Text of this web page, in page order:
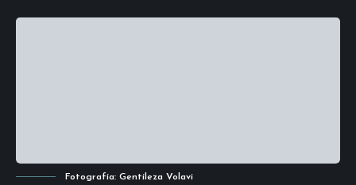
Fotografía: Gentileza Volavi